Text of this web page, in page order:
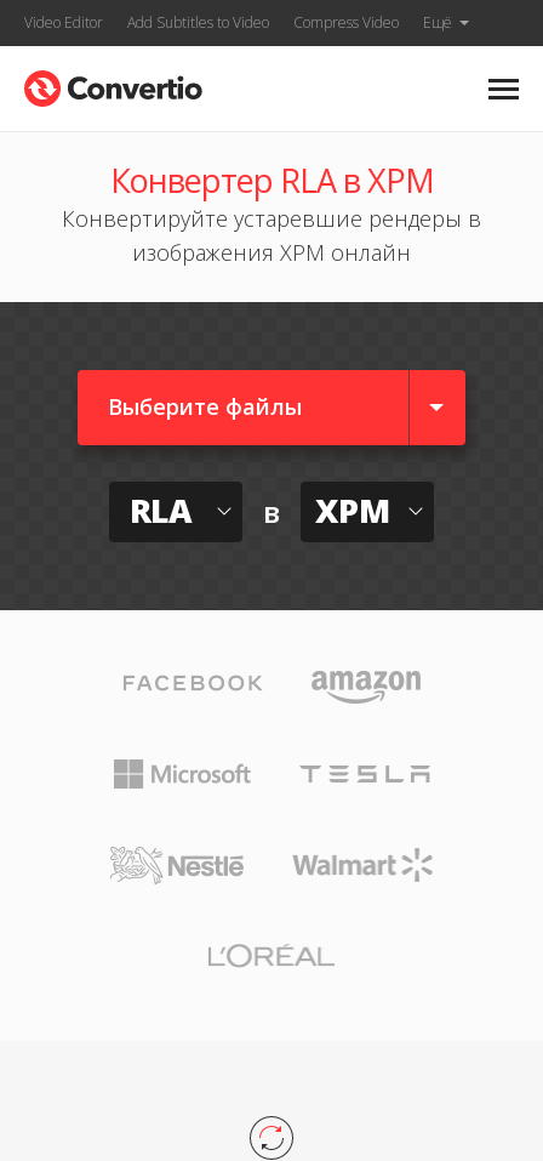
Video Editor Add Subtitles to Video Compress Video Ещё
Конвертер RLA в XPM
Конвертируйте устаревшие рендеры в
изображения XPM онлайн
Выберите файлы
RLA в XPM